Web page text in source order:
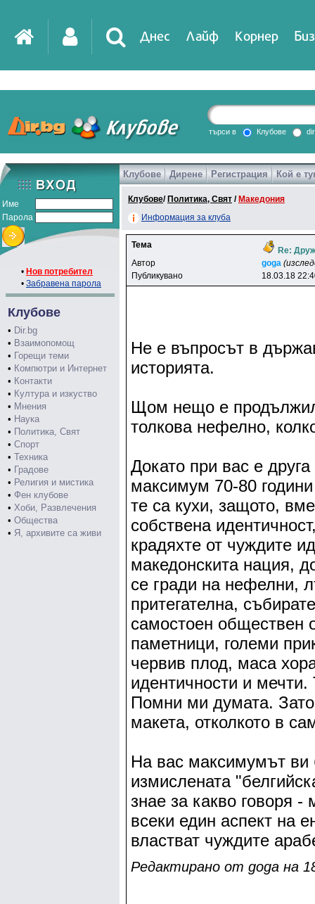
Днес Лайф Корнер
DirTV Impressio
Games
търси в Клубове
Име
Парола
• Нов потребител
• Забравена парола
Клубове
• Dir.bg
• Взаимопомощ
• Горещи теми
• Компютри и Интернет
• Контакти
• Култура и изкуство
• Мнения
• Наука
• Политика, Свят
• Спорт
• Техника
• Градове
• Религия и мистика
• Фен клубове
• Хоби, Развлечения
• Общества
• Я, архивите са живи
Клубове Дирене Регистрация Кой е
Клубове/ Политика, Свят / Македония
Информация за клуба
Тема
Re:
Автор
goga
Публикувано
18.03.18
Не е въпросът в
историята.
Щом нещо е
толкова нефелно,
Докато при вас е
максимум 70-80
те са кухи, защото,
собствена
крадяхте от чуждите
македонскита нация,
се гради на нефелни,
притегателна,
самостоен обществен
паметници, големи
червив плод, маса
идентичности и
Помни ми думата.
макета, отколкото в
На вас максимумът ви
измислената
знае за какво говоря
всеки един аспект на
властват чуждите
Редактирано от goga на